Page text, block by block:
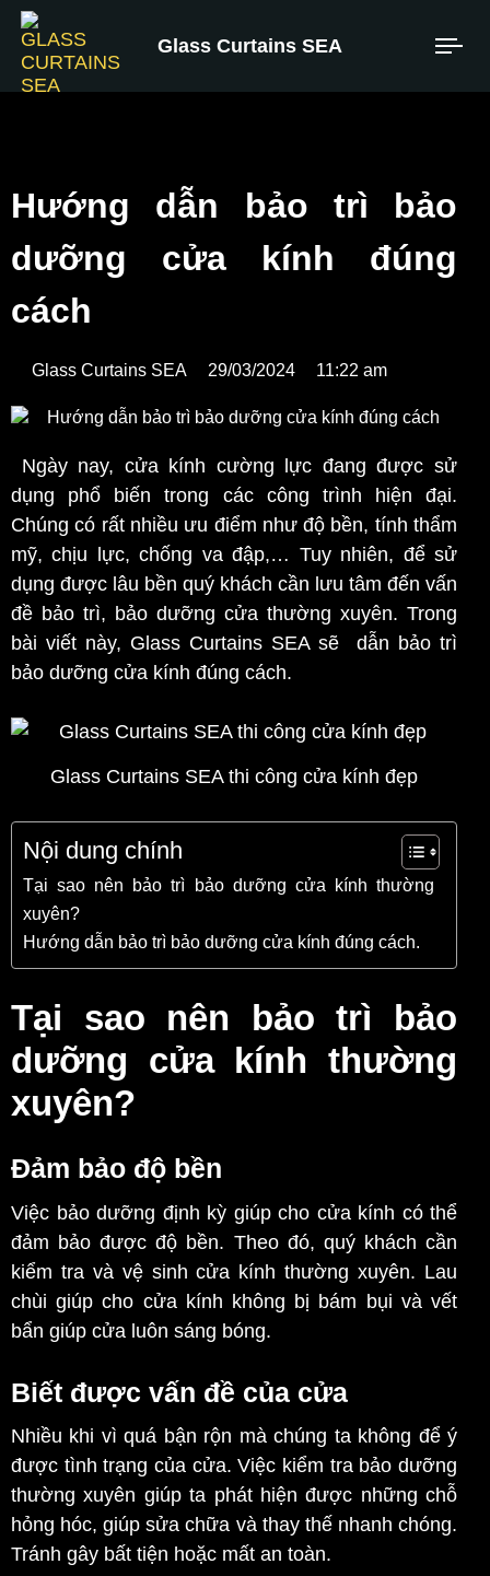
Glass Curtains SEA
Hướng dẫn bảo trì bảo
dưỡng cửa kính đúng
cách
Glass Curtains SEA 29/03/2024 11:22 am
Ngày nay, cửa kính cường lực đang được sử
dụng phổ biến trong các công trình hiện đại.
Chúng có rất nhiều ưu điểm như độ bền, tính thẩm
mỹ, chịu lực, chống va đập,… Tuy nhiên, để sử
dụng được lâu bền quý khách cần lưu tâm đến vấn
đề bảo trì, bảo dưỡng cửa thường xuyên. Trong
bài viết này, Glass Curtains SEA sẽ dẫn bảo trì
bảo dưỡng cửa kính đúng cách.
Glass Curtains SEA thi công cửa kính đẹp
Nội dung chính
Tại sao nên bảo trì bảo dưỡng cửa kính thường
xuyên?
Hướng dẫn bảo trì bảo dưỡng cửa kính đúng cách.
Tại sao nên bảo trì bảo
dưỡng cửa kính thường
xuyên?
Đảm bảo độ bền
Việc bảo dưỡng định kỳ giúp cho cửa kính có thể
đảm bảo được độ bền. Theo đó, quý khách cần
kiểm tra và vệ sinh cửa kính thường xuyên. Lau
chùi giúp cho cửa kính không bị bám bụi và vết
bẩn giúp cửa luôn sáng bóng.
Biết được vấn đề của cửa
Nhiều khi vì quá bận rộn mà chúng ta không để ý
được tình trạng của cửa. Việc kiểm tra bảo dưỡng
thường xuyên giúp ta phát hiện được những chỗ
hỏng hóc, giúp sửa chữa và thay thế nhanh chóng.
Tránh gây bất tiện hoặc mất an toàn.